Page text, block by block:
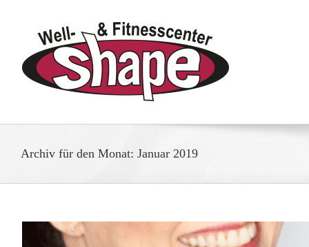
Archiv für den Monat: Januar 2019